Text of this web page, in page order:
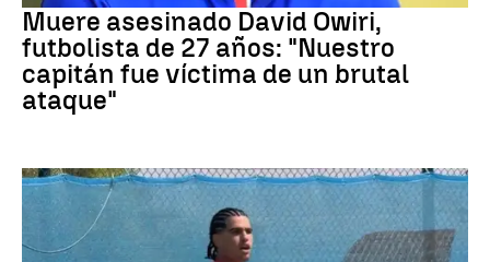
Muere asesinado David Owiri,
futbolista de 27 años: "Nuestro
capitán fue víctima de un brutal
ataque"